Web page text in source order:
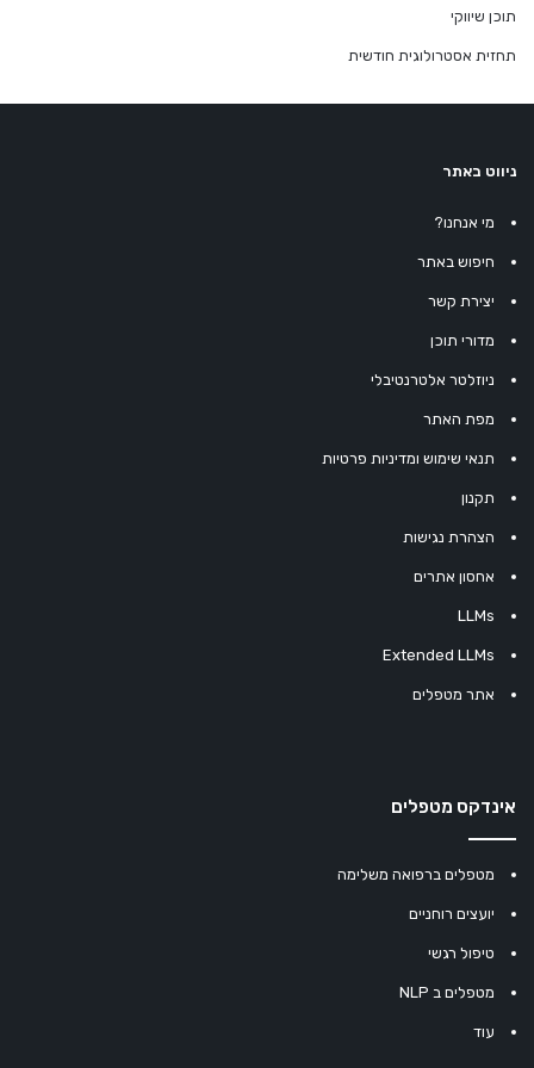
תוכן שיווקי
תחזית אסטרולוגית חודשית
ניווט באתר
מי אנחנו?
חיפוש באתר
יצירת קשר
מדורי תוכן
ניוזלטר אלטרנטיבלי
מפת האתר
תנאי שימוש ומדיניות פרטיות
תקנון
הצהרת נגישות
אחסון אתרים
LLMs
Extended LLMs
אתר מטפלים
אינדקס מטפלים
מטפלים ברפואה משלימה
יועצים רוחניים
טיפול רגשי
מטפלים ב NLP
עוד